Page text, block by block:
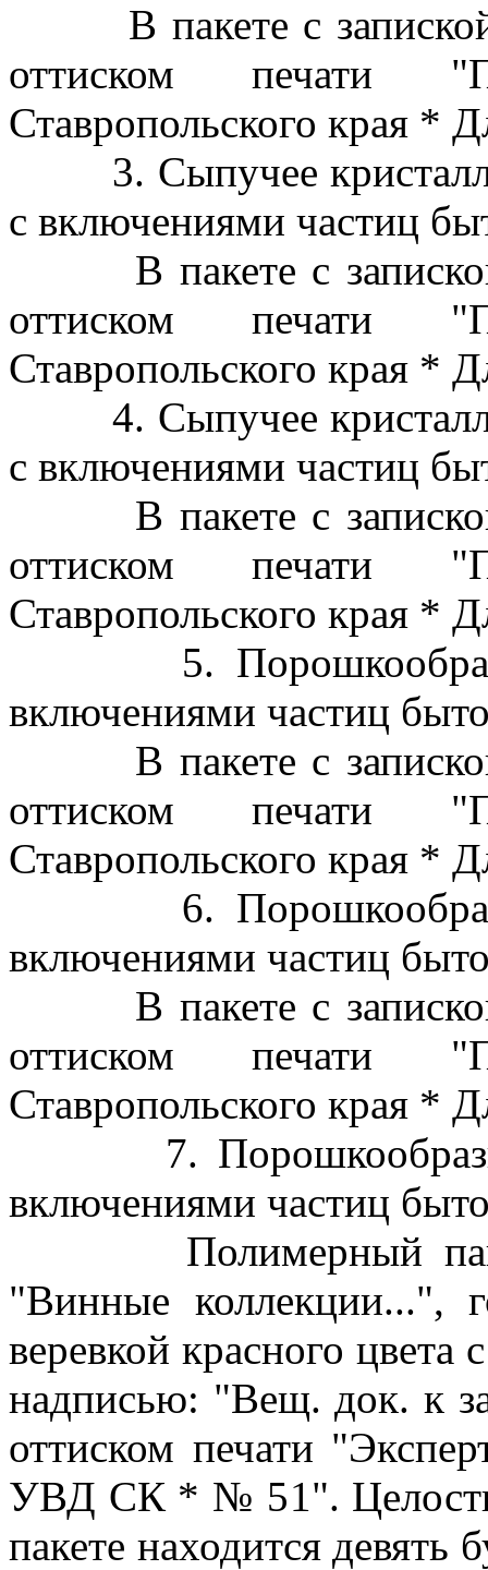
В пакете с
оттиском печати
Ставропольского края *
3. Сыпучее
с включениями частиц
В пакете с
оттиском печати
Ставропольского края *
4. Сыпучее
с включениями частиц
В пакете с
оттиском печати
Ставропольского края *
5.
включениями частиц
В пакете с
оттиском печати
Ставропольского края *
6.
включениями частиц
В пакете с
оттиском печати
Ставропольского края *
7. Порошкообразное
включениями частиц
Полимерный пакет
"Винные коллекции...",
веревкой красного
надписью: "Вещ. док. к
оттиском печати
УВД СК * № 51".
пакете находится